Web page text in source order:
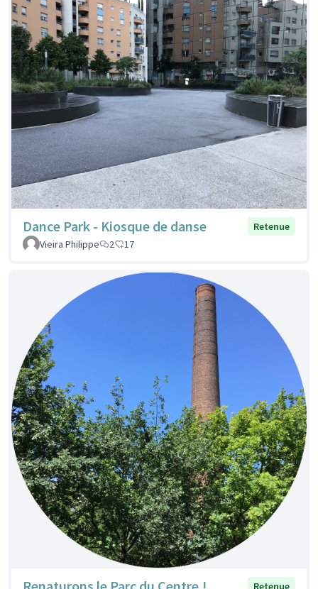
Dance Park - Kiosque de danse
Retenue
Vieira Philippe
2 17
Retenue